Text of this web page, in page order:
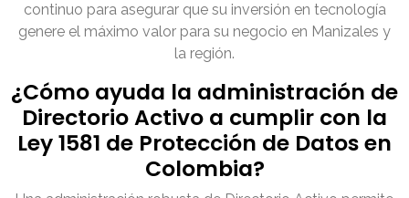
continuo para asegurar que su inversión en tecnología
genere el máximo valor para su negocio en Manizales y
la región.
¿Cómo ayuda la administración de
Directorio Activo a cumplir con la
Ley 1581 de Protección de Datos en
Colombia?